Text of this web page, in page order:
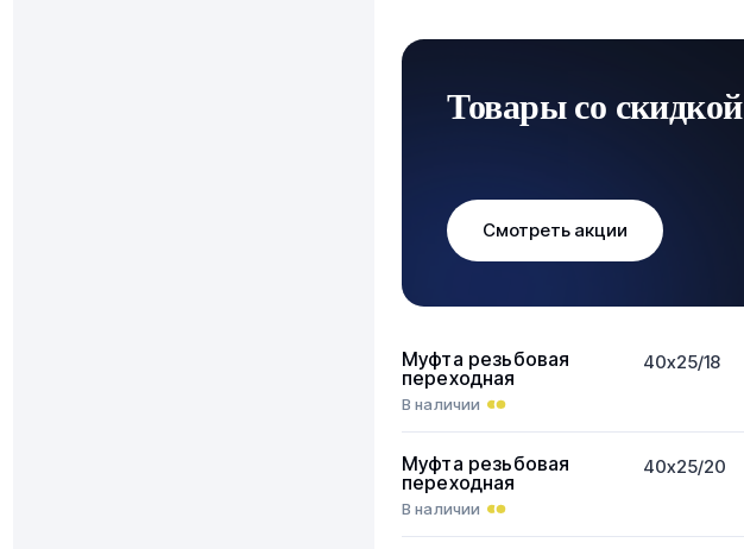
Товары со скидкой
Смотреть акции
Муфта резьбовая
переходная
В наличии
40х25/18
Муфта резьбовая
переходная
В наличии
40х25/20